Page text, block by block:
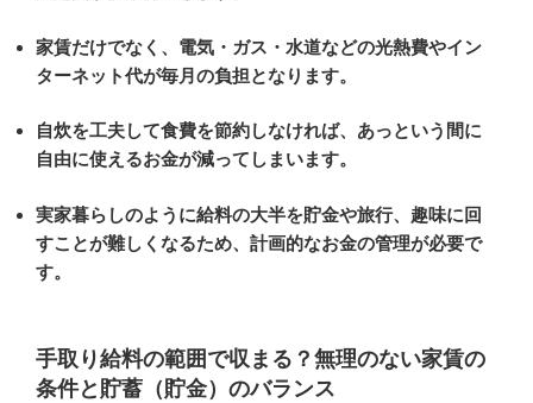
家賃だけでなく、電気・ガス・水道などの光熱費やイン
ターネット代が毎月の負担となります。
自炊を工夫して食費を節約しなければ、あっという間に
自由に使えるお金が減ってしまいます。
実家暮らしのように給料の大半を貯金や旅行、趣味に回
すことが難しくなるため、計画的なお金の管理が必要で
す。
手取り給料の範囲で収まる？無理のない家賃の
条件と貯蓄（貯金）のバランス